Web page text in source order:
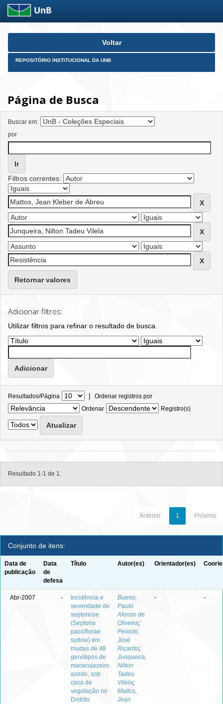
Skip
Voltar
REPOSITÓRIO INSTITUCIONAL DA UNB
Página de Busca
Buscar em:
por
Filtros correntes:
Retornar valores
Adicionar filtros:
Utilizar filtros para refinar o resultado de busca.
Resultados/Página | Ordenar registros por
Ordenar
Registro(s)
Resultado 1-1 de 1.
Anterior 1 Próximo
Conjunto de itens:
Data de
publicação
Data
de
defesa
Título Autor(es) Orientador(es)
Abr-2007 -
Incidência e
severidade de
septoriose
(Septoria
passiflorae
sydow) em
mudas de 48
genótipos de
maracujazeiro
azedo, sob
casa de
vegetação no
Distrito
Bueno,
Paulo
Afonso de
Oliveira;
Peixoto,
José
Ricardo;
Junqueira,
Nilton
Tadeu
Vilela;
Mattos,
Jean
- -